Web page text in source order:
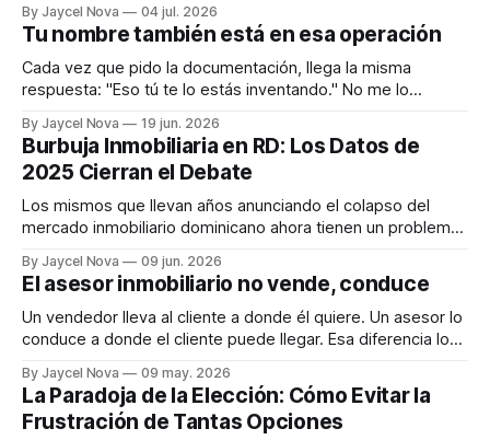
By Jaycel Nova 04 jul. 2026
Tu nombre también está en esa operación
Cada vez que pido la documentación, llega la misma
respuesta: "Eso tú te lo estás inventando." No me lo
By Jaycel Nova 19 jun. 2026
Burbuja Inmobiliaria en RD: Los Datos de
2025 Cierran el Debate
Los mismos que llevan años anunciando el colapso del
mercado inmobiliario dominicano ahora tienen un problema:
By Jaycel Nova 09 jun. 2026
El asesor inmobiliario no vende, conduce
Un vendedor lleva al cliente a donde él quiere. Un asesor lo
conduce a donde el cliente puede llegar. Esa diferencia lo
By Jaycel Nova 09 may. 2026
La Paradoja de la Elección: Cómo Evitar la
Frustración de Tantas Opciones